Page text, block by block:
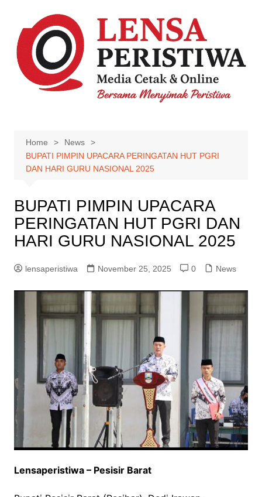
content
Home
News
BUPATI PIMPIN UPACARA PERINGATAN HUT PGRI
DAN HARI GURU NASIONAL 2025
BUPATI PIMPIN UPACARA
PERINGATAN HUT PGRI DAN
HARI GURU NASIONAL 2025
lensaperistiwa November 25, 2025 0 News
Lensaperistiwa – Pesisir Barat